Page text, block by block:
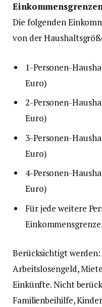
Die folgenden
von der
1-Personen-
Euro)
2-Personen-
Euro)
3-Personen-
Euro)
4-Personen-
Euro)
Für jede weitere
Einkommensgrenze.
Berücksichtigt
Arbeitslosengeld,
Einkünfte. Nicht
Familienbeihilfe,